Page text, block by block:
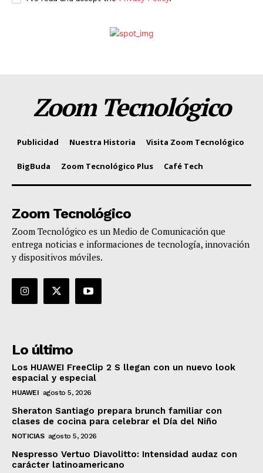
Zoom Tecnológico
Publicidad Nuestra Historia Visita Zoom Tecnológico
BigBuda Zoom Tecnológico Plus Café Tech
Zoom Tecnológico
Zoom Tecnológico es un Medio de Comunicación que
entrega noticias e informaciones de tecnología, innovación
y dispositivos móviles.
Lo último
Los HUAWEI FreeClip 2 S llegan con un nuevo look
espacial y especial
HUAWEI agosto 5, 2026
Sheraton Santiago prepara brunch familiar con
clases de cocina para celebrar el Día del Niño
NOTICIAS agosto 5, 2026
Nespresso Vertuo Diavolitto: Intensidad audaz con
carácter latinoamericano